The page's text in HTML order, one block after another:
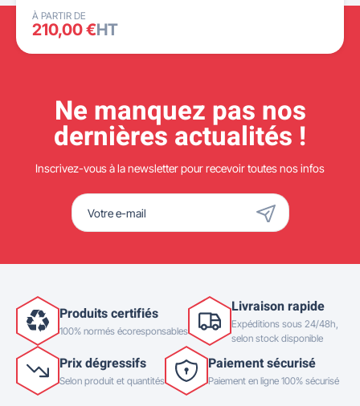
À PARTIR DE
210,00 €HT
Ne manquez pas nos
dernières actualités !
Inscrivez-vous à la newsletter pour recevoir toutes nos infos
Produits certifiés
100% normés écoresponsables
Livraison rapide
Expéditions sous 24/48h,
selon stock disponible
Prix dégressifs
Selon produit et quantités
Paiement sécurisé
Paiement en ligne 100% sécurisé